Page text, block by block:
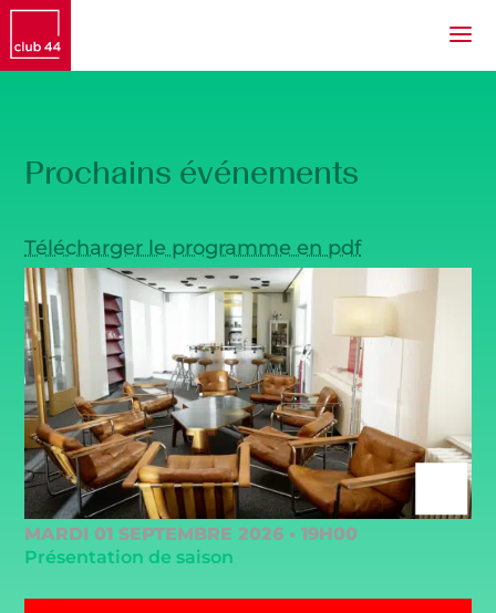
Prochains événements
Télécharger le programme en pdf
MARDI 01 SEPTEMBRE 2026 • 19H00
Présentation de saison